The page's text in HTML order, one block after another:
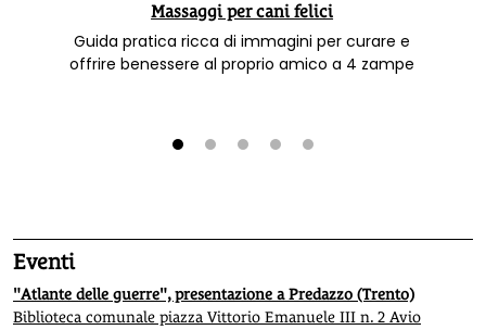
Massaggi per cani felici
Guida pratica ricca di immagini per curare e
offrire benessere al proprio amico a 4 zampe
Eventi
"Atlante delle guerre", presentazione a Predazzo (Trento)
Biblioteca comunale piazza Vittorio Emanuele III n. 2 Avio